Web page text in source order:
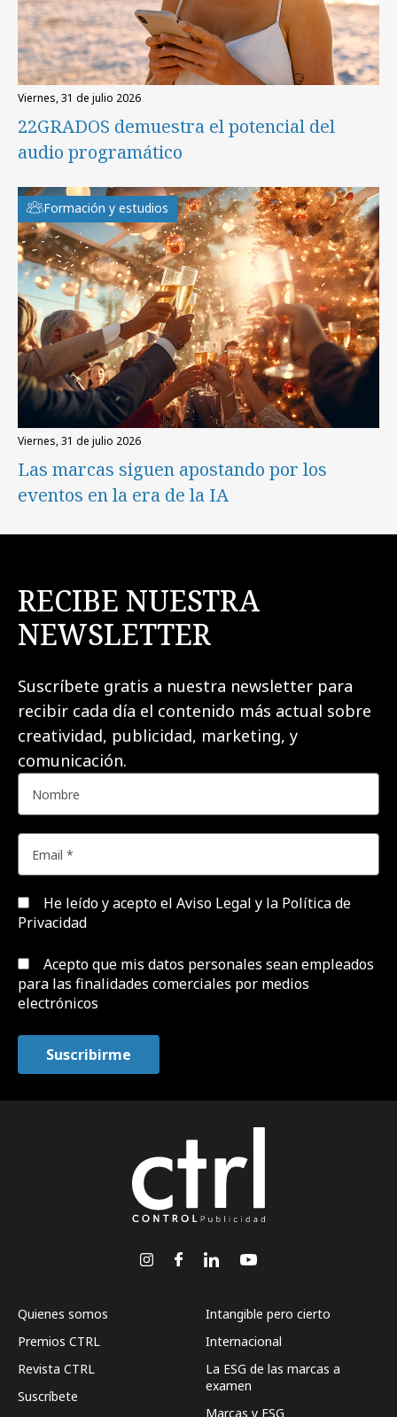
viernes, 31 de julio 2026
22GRADOS demuestra el potencial del
audio programático
Formación y estudios
viernes, 31 de julio 2026
Las marcas siguen apostando por los
eventos en la era de la IA
RECIBE NUESTRA
NEWSLETTER
Suscríbete gratis a nuestra newsletter para
recibir cada día el contenido más actual sobre
creatividad, publicidad, marketing, y
comunicación.
He leído y acepto el Aviso Legal y la Política de
Privacidad
Acepto que mis datos personales sean empleados
para las finalidades comerciales por medios
electrónicos
Quienes somos
Premios CTRL
Revista CTRL
Suscríbete
Intangible pero cierto
Internacional
La ESG de las marcas a
examen
Marcas y ESG